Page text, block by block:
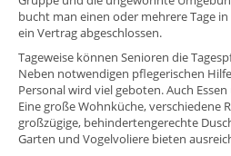
bucht man einen oder mehrere Tage
ein Vertrag abgeschlossen.
Tageweise können Senioren die
Neben notwendigen pflegerischen
Personal wird viel geboten. Auch
Eine große Wohnküche, verschiedene
großzügige, behindertengerechte
Garten und Vogelvoliere bieten